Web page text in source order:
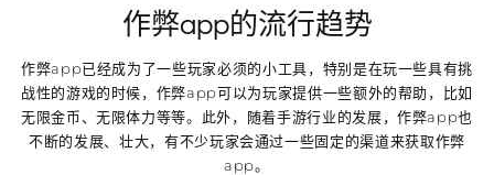
作弊app的流行趋势
作弊app已经成为了一些玩家必须的小工具，特别是在玩一些具有挑
战性的游戏的时候，作弊app可以为玩家提供一些额外的帮助，比如
无限金币、无限体力等等。此外，随着手游行业的发展，作弊app也
不断的发展、壮大，有不少玩家会通过一些固定的渠道来获取作弊
app。